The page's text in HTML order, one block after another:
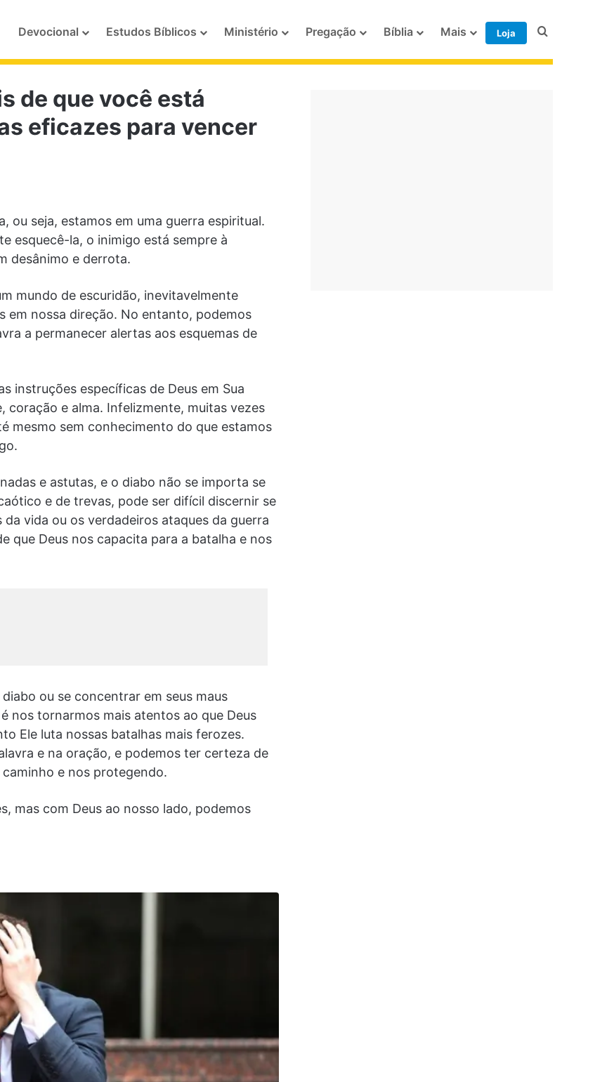
Devocional Estudos Bíblicos Ministério Pregação Bíblia Mais Loja Procurar por
de que você está
eficazes para vencer
ou seja, estamos em uma guerra espiritual.
esquecê-la, o inimigo está sempre à
desânimo e derrota.
mundo de escuridão, inevitavelmente
em nossa direção. No entanto, podemos
a permanecer alertas aos esquemas de
instruções específicas de Deus em Sua
coração e alma. Infelizmente, muitas vezes
mesmo sem conhecimento do que estamos
e astutas, e o diabo não se importa se
e de trevas, pode ser difícil discernir se
vida ou os verdadeiros ataques da guerra
que Deus nos capacita para a batalha e nos
ou se concentrar em seus maus
nos tornarmos mais atentos ao que Deus
Ele luta nossas batalhas mais ferozes.
e na oração, e podemos ter certeza de
e nos protegendo.
mas com Deus ao nosso lado, podemos